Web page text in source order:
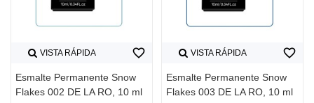
VISTA RÁPIDA
Esmalte Permanente Snow
Flakes 002 DE LA RO, 10 ml
favorite_border VISTA RÁPIDA
Esmalte Permanente Snow
Flakes 003 DE LA RO, 10 ml
favorite_border